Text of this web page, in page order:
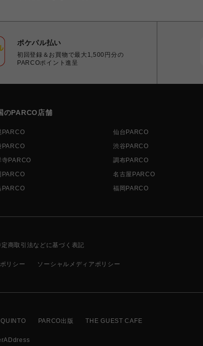
ポケパル払い
初回登録＆お買物で最大1,500円分の
PARCOポイント進呈
のPARCO店舗
PARCO 仙台PARCO
PARCO
渋谷PARCO
寺PARCO
調布PARCO
PARCO
名古屋PARCO
PARCO
福岡PARCO
定商取引法などに基づく表記
リシー ソーシャルメディアポリシー
PARCO出版 THE GUEST CAFE